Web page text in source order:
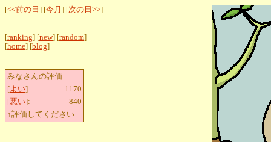
[<<前の日 ] [今月 ] [次の日>>]
[ranking] [new] [random]
[home] [blog]
みなさんの評価
[よい]:
1170
[悪い]:
840
↑評価してください